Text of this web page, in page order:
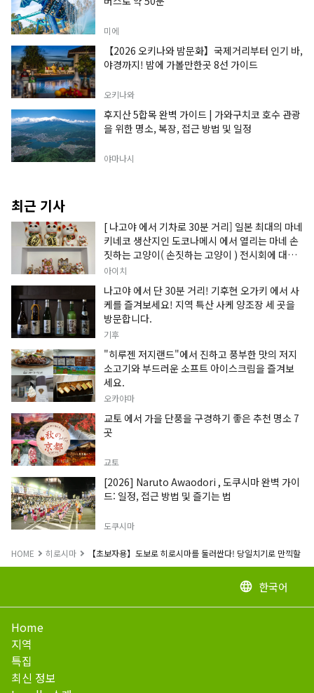
미에
【2026 오키나와 밤문화】국제거리부터 인기 바,
야경까지! 밤에 가볼만한곳 8선 가이드
오키나와
후지산 5합목 완벽 가이드 | 가와구치코 호수 관광
을 위한 명소, 복장, 접근 방법 및 일정
야마나시
최근 기사
[ 나고야 에서 기차로 30분 거리] 일본 최대의 마네
키네코 생산지인 도코나메시 에서 열리는 마네 손
짓하는 고양이( 손짓하는 고양이 ) 전시회에 대한
정보입니다.
아이치
나고야 에서 단 30분 거리! 기후현 오가키 에서 사
케를 즐겨보세요! 지역 특산 사케 양조장 세 곳을
방문합니다.
기후
"히루젠 저지랜드"에서 진하고 풍부한 맛의 저지
소고기와 부드러운 소프트 아이스크림을 즐겨보
세요.
오카야마
교토 에서 가을 단풍을 구경하기 좋은 추천 명소 7
곳
교토
[2026] Naruto Awaodori , 도쿠시마 완벽 가이
드: 일정, 접근 방법 및 즐기는 법
도쿠시마
HOME 히로시마 【초보자용】도보로 히로시마를 둘러싼다! 당일치기로 만끽할
language 한국어
Home
지역
특집
최신 정보